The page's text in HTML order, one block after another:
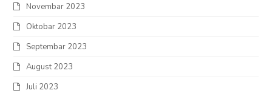
Novembar 2023
Oktobar 2023
Septembar 2023
August 2023
Juli 2023